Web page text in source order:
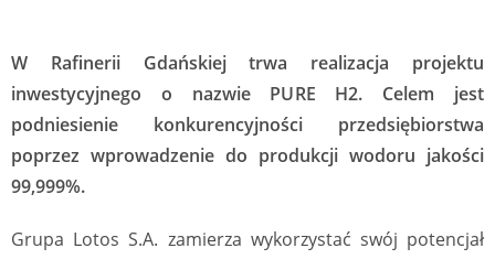
W Rafinerii Gdańskiej trwa realizacja projektu
inwestycyjnego o nazwie PURE H2. Celem jest
podniesienie konkurencyjności przedsiębiorstwa
poprzez wprowadzenie do produkcji wodoru jakości
99,999%.
Grupa Lotos S.A. zamierza wykorzystać swój potencjał